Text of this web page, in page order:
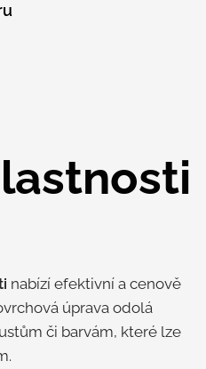
nabízí efektivní a cenově
úprava odolá
či barvám, které lze